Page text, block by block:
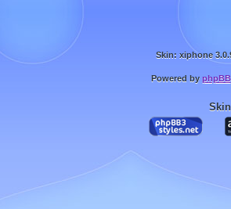
Skin: xiphone
Powered by phpBB